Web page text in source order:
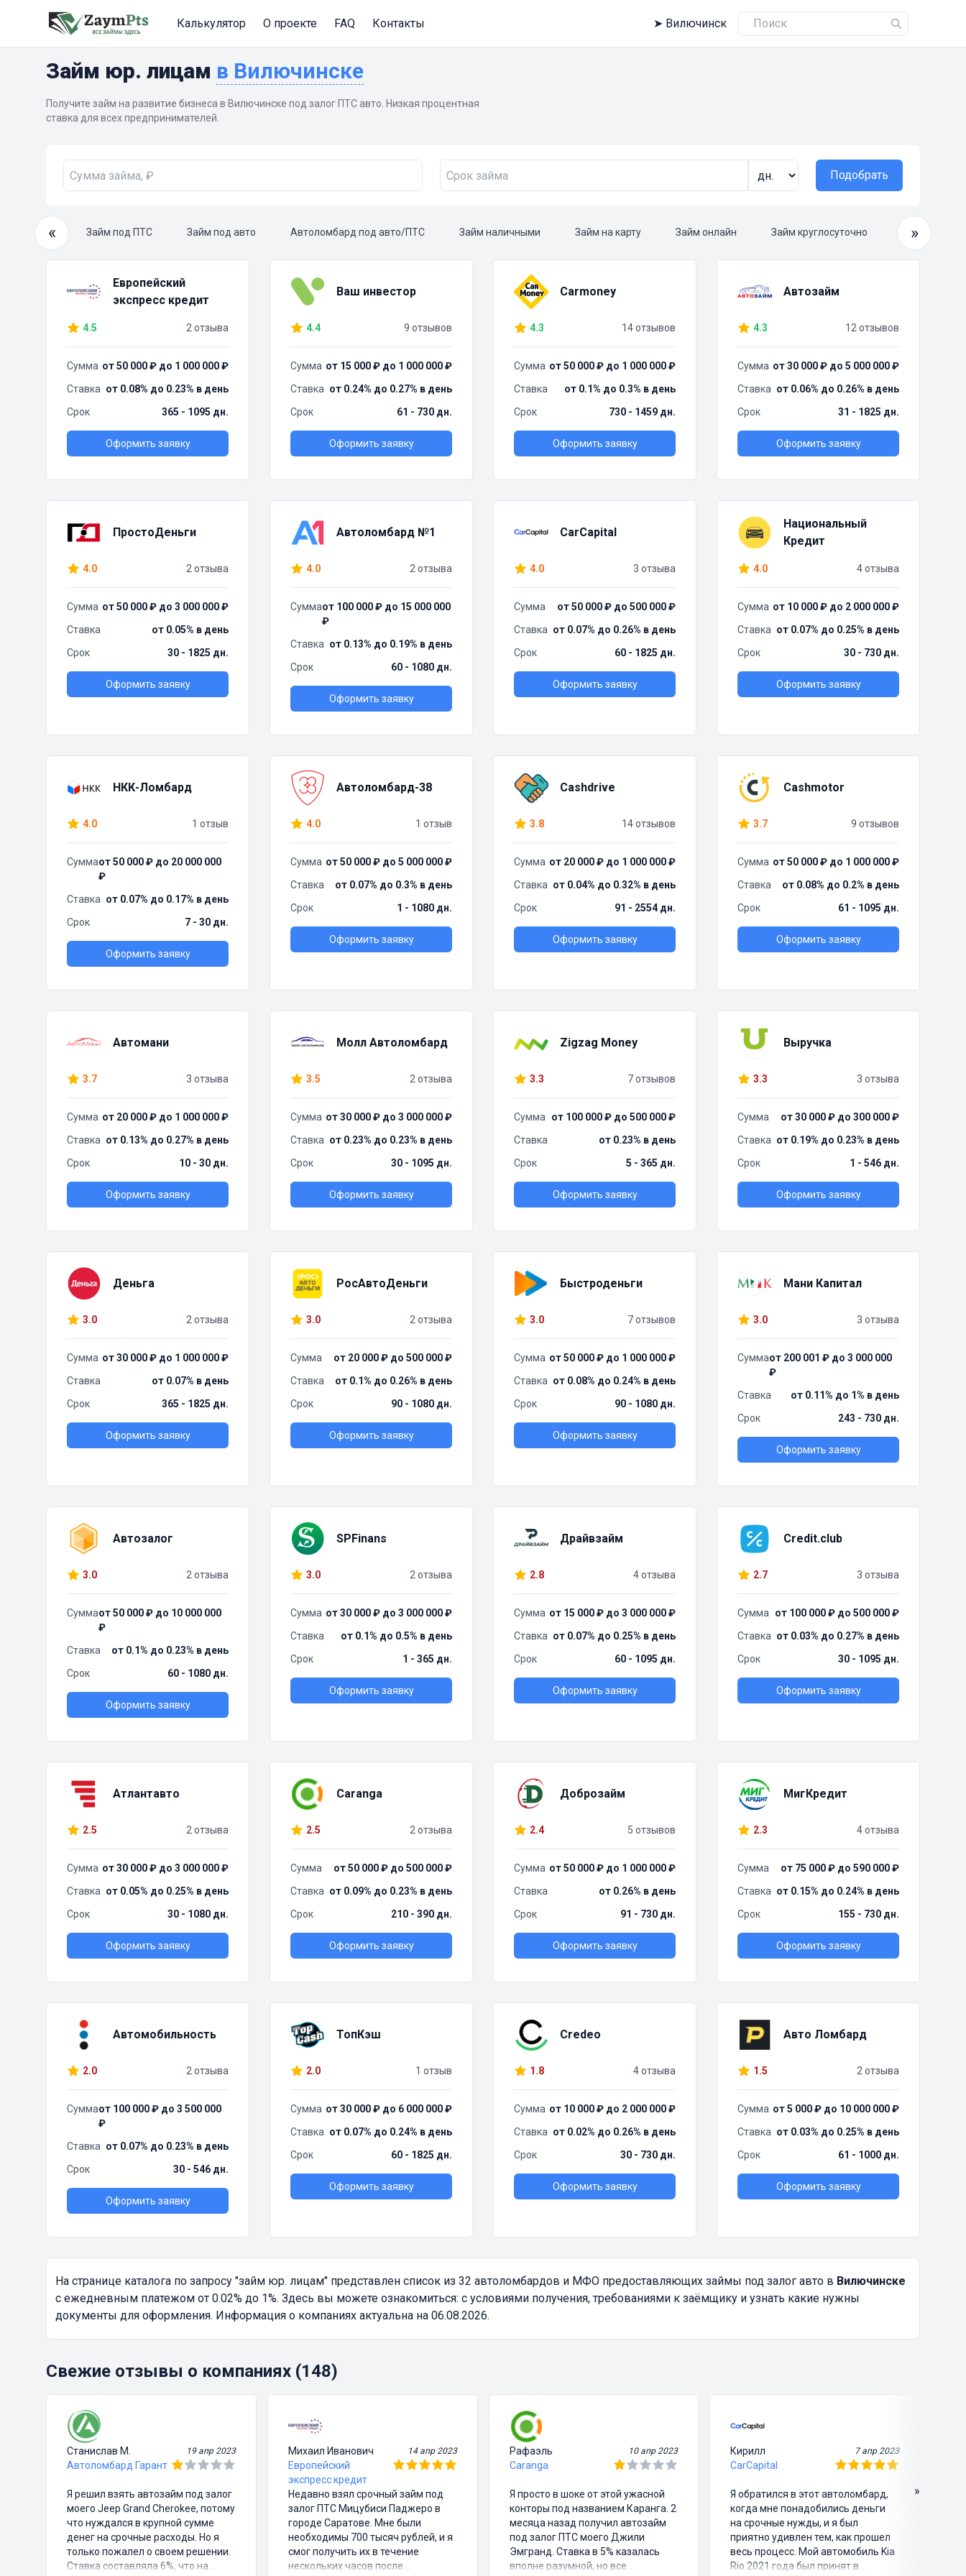
Калькулятор О проекте FAQ Контакты ➤ Вилючинск
Займ юр. лицам в Вилючинске
Получите займ на развитие бизнеса в Вилючинске под залог ПТС авто. Низкая процентная
ставка для всех предпринимателей.
Подобрать
«
займ Займ под ПТС Займ под авто Автоломбард под авто/ПТС Займ наличными Займ на карту Займ онлайн Займ круглосуточно Срочный
»
Европейский
экспресс кредит
4.5 2 отзыва
Сумма от 50 000 ₽ до 1 000 000 ₽
Ставка от 0.08% до 0.23% в день
Срок
365 - 1095 дн.
Оформить заявку
Ваш инвестор
4.4 9 отзывов
Сумма от 15 000 ₽ до 1 000 000 ₽
Ставка от 0.24% до 0.27% в день
Срок
61 - 730 дн.
Оформить заявку
Carmoney
4.3 14 отзывов
Сумма от 50 000 ₽ до 1 000 000 ₽
Ставка
от 0.1% до 0.3% в день
Срок
730 - 1459 дн.
Оформить заявку
Автозайм
4.3 12 отзывов
Сумма от 30 000 ₽ до 5 000 000 ₽
Ставка от 0.06% до 0.26% в день
Срок
31 - 1825 дн.
Оформить заявку
ПростоДеньги
4.0 2 отзыва
Сумма от 50 000 ₽ до 3 000 000 ₽
Ставка
от 0.05% в день
Срок
30 - 1825 дн.
Оформить заявку
Автоломбард №1
4.0 2 отзыва
Суммаот 100 000 ₽ до 15 000 000
₽
Ставка от 0.13% до 0.19% в день
Срок
60 - 1080 дн.
Оформить заявку
CarCapital
4.0 3 отзыва
Сумма
от 50 000 ₽ до 500 000 ₽
Ставка от 0.07% до 0.26% в день
Срок
60 - 1825 дн.
Оформить заявку
Национальный
Кредит
4.0 4 отзыва
Сумма от 10 000 ₽ до 2 000 000 ₽
Ставка от 0.07% до 0.25% в день
Срок
30 - 730 дн.
Оформить заявку
НКК-Ломбард
4.0 1 отзыв
Суммаот 50 000 ₽ до 20 000 000
₽
Ставка от 0.07% до 0.17% в день
Срок
7 - 30 дн.
Оформить заявку
Автоломбард-38
4.0 1 отзыв
Сумма от 50 000 ₽ до 5 000 000 ₽
Ставка
от 0.07% до 0.3% в день
Срок
1 - 1080 дн.
Оформить заявку
Cashdrive
3.8 14 отзывов
Сумма от 20 000 ₽ до 1 000 000 ₽
Ставка от 0.04% до 0.32% в день
Срок
91 - 2554 дн.
Оформить заявку
Cashmotor
3.7 9 отзывов
Сумма от 50 000 ₽ до 1 000 000 ₽
Ставка
от 0.08% до 0.2% в день
Срок
61 - 1095 дн.
Оформить заявку
Автомани
3.7 3 отзыва
Сумма от 20 000 ₽ до 1 000 000 ₽
Ставка от 0.13% до 0.27% в день
Срок
10 - 30 дн.
Оформить заявку
Молл Автоломбард
3.5 2 отзыва
Сумма от 30 000 ₽ до 3 000 000 ₽
Ставка от 0.23% до 0.23% в день
Срок
30 - 1095 дн.
Оформить заявку
Zigzag Money
3.3 7 отзывов
Сумма
от 100 000 ₽ до 500 000 ₽
Ставка
от 0.23% в день
Срок
5 - 365 дн.
Оформить заявку
Выручка
3.3 3 отзыва
Сумма
от 30 000 ₽ до 300 000 ₽
Ставка от 0.19% до 0.23% в день
Срок
1 - 546 дн.
Оформить заявку
Деньга
3.0 2 отзыва
Сумма от 30 000 ₽ до 1 000 000 ₽
Ставка
от 0.07% в день
Срок
365 - 1825 дн.
Оформить заявку
РосАвтоДеньги
3.0 2 отзыва
Сумма
от 20 000 ₽ до 500 000 ₽
Ставка
от 0.1% до 0.26% в день
Срок
90 - 1080 дн.
Оформить заявку
Быстроденьги
3.0 7 отзывов
Сумма от 50 000 ₽ до 1 000 000 ₽
Ставка от 0.08% до 0.24% в день
Срок
90 - 1080 дн.
Оформить заявку
Мани Капитал
3.0 3 отзыва
Суммаот 200 001 ₽ до 3 000 000
₽
Ставка
от 0.11% до 1% в день
Срок
243 - 730 дн.
Оформить заявку
Автозалог
3.0 2 отзыва
Суммаот 50 000 ₽ до 10 000 000
₽
Ставка
от 0.1% до 0.23% в день
Срок
60 - 1080 дн.
Оформить заявку
SPFinans
3.0 2 отзыва
Сумма от 30 000 ₽ до 3 000 000 ₽
Ставка
от 0.1% до 0.5% в день
Срок
1 - 365 дн.
Оформить заявку
Драйвзайм
2.8 4 отзыва
Сумма от 15 000 ₽ до 3 000 000 ₽
Ставка от 0.07% до 0.25% в день
Срок
60 - 1095 дн.
Оформить заявку
Credit.club
2.7 3 отзыва
Сумма
от 100 000 ₽ до 500 000 ₽
Ставка от 0.03% до 0.27% в день
Срок
30 - 1095 дн.
Оформить заявку
Атлантавто
2.5 2 отзыва
Сумма от 30 000 ₽ до 3 000 000 ₽
Ставка от 0.05% до 0.25% в день
Срок
30 - 1080 дн.
Оформить заявку
Caranga
2.5 2 отзыва
Сумма
от 50 000 ₽ до 500 000 ₽
Ставка от 0.09% до 0.23% в день
Срок
210 - 390 дн.
Оформить заявку
Доброзайм
2.4 5 отзывов
Сумма от 50 000 ₽ до 1 000 000 ₽
Ставка
от 0.26% в день
Срок
91 - 730 дн.
Оформить заявку
МигКредит
2.3 4 отзыва
Сумма
от 75 000 ₽ до 590 000 ₽
Ставка от 0.15% до 0.24% в день
Срок
155 - 730 дн.
Оформить заявку
Автомобильность
2.0 2 отзыва
Суммаот 100 000 ₽ до 3 500 000
₽
Ставка от 0.07% до 0.23% в день
Срок
30 - 546 дн.
Оформить заявку
ТопКэш
2.0 1 отзыв
Сумма от 30 000 ₽ до 6 000 000 ₽
Ставка от 0.07% до 0.24% в день
Срок
60 - 1825 дн.
Оформить заявку
Credeo
1.8 4 отзыва
Сумма от 10 000 ₽ до 2 000 000 ₽
Ставка от 0.02% до 0.26% в день
Срок
30 - 730 дн.
Оформить заявку
Авто Ломбард
1.5 2 отзыва
Сумма от 5 000 ₽ до 10 000 000 ₽
Ставка от 0.03% до 0.25% в день
Срок
61 - 1000 дн.
Оформить заявку
На странице каталога по запросу "займ юр. лицам" представлен список из 32 автоломбардов и МФО предоставляющих займы под залог авто в Вилючинске
с ежедневным платежом от 0.02% до 1%. Здесь вы можете ознакомиться: с условиями получения, требованиями к заёмщику и узнать какие нужны
документы для оформления. Информация о компаниях актуальна на 06.08.2026.
Свежие отзывы о компаниях (148)
Станислав М. 19 апр 2023
Автоломбард Гарант
Я решил взять автозайм под залог
моего Jeep Grand Cherokee, потому
что нуждался в крупной сумме
денег на срочные расходы. Но я
только пожалел о своем решении.
Ставка составляла 6%, что на
Михаил Иванович 14 апр 2023
Европейский
экспресс кредит
Недавно взял срочный займ под
залог ПТС Мицубиси Паджеро в
городе Саратове. Мне были
необходимы 700 тысяч рублей, и я
смог получить их в течение
нескольких часов после
Рафаэль 10 апр 2023
Caranga
Я просто в шоке от этой ужасной
конторы под названием Каранга. 2
месяца назад получил автозайм
под залог ПТС моего Джили
Эмгранд. Ставка в 5% казалась
вполне разумной, но все
Кирилл 7 апр 2023
CarCapital
Я обратился в этот автоломбард,
когда мне понадобились деньги
на срочные нужды, и я был
приятно удивлен тем, как прошел
весь процесс. Мой автомобиль Kia
Rio 2021 года был принят в
»